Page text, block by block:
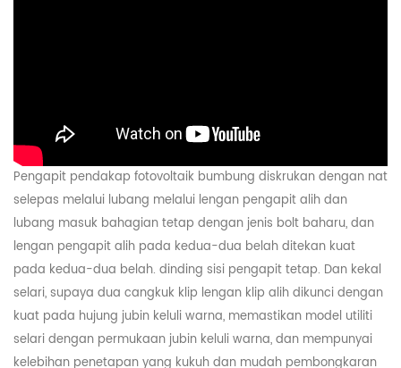
Pengapit pendakap fotovoltaik bumbung diskrukan dengan nat
selepas melalui lubang melalui lengan pengapit alih dan
lubang masuk bahagian tetap dengan jenis bolt baharu, dan
lengan pengapit alih pada kedua-dua belah ditekan kuat
pada kedua-dua belah. dinding sisi pengapit tetap. Dan kekal
selari, supaya dua cangkuk klip lengan klip alih dikunci dengan
kuat pada hujung jubin keluli warna, memastikan model utiliti
selari dengan permukaan jubin keluli warna, dan mempunyai
kelebihan penetapan yang kukuh dan mudah pembongkaran